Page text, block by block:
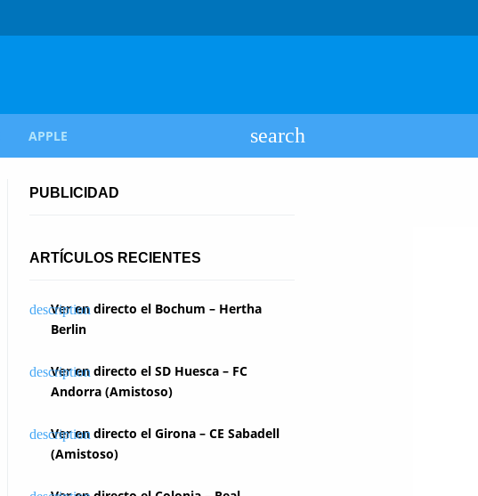
APPLE
PUBLICIDAD
ARTÍCULOS RECIENTES
Ver en directo el Bochum – Hertha
Berlin
Ver en directo el SD Huesca – FC
Andorra (Amistoso)
Ver en directo el Girona – CE Sabadell
(Amistoso)